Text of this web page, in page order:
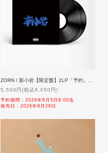
ZORN / 新小岩【限定盤】2LP「予約」8/26発売【sold out】
5,500円(税込6,050円)
予約期間：2026年8月5日8:00迄
発売日：2026年8月26日